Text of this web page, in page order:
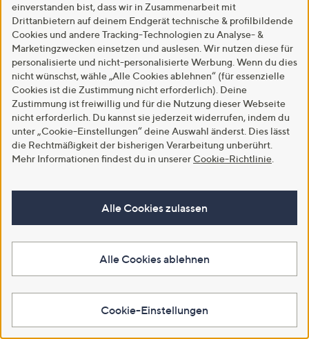
SALE
JERYMOOD Wendebettwäsche
Stäbchengrafik Mikrofaser Jersey
Setauswahl, 2tlg.
€ 11,99 - € 15,99
4.2
von
(6)6
Bewertungen
SALE
JERYMOOD Wendebettwäsche
Glitzerpaspel Mikrofaser Jersey
Einzelbett, 2tlg.
€ 11,99
€ 29,99 - € 39,99
4.1
(8)8
In den Warenkorb
einverstanden bist, dass wir in Zusammenarbeit mit
Drittanbietern auf deinem Endgerät technische & profilbildende
Cookies und andere Tracking-Technologien zu Analyse- &
Marketingzwecken einsetzen und auslesen. Wir nutzen diese für
personalisierte und nicht-personalisierte Werbung. Wenn du dies
nicht wünschst, wähle „Alle Cookies ablehnen“ (für essenzielle
Cookies ist die Zustimmung nicht erforderlich). Deine
Zustimmung ist freiwillig und für die Nutzung dieser Webseite
nicht erforderlich. Du kannst sie jederzeit widerrufen, indem du
unter „Cookie-Einstellungen“ deine Auswahl änderst. Dies lässt
die Rechtmäßigkeit der bisherigen Verarbeitung unberührt.
Mehr Informationen findest du in unserer Cookie-Richtlinie
Alle Cookies zulassen
Alle Cookies ablehnen
Cookie-Einstellungen